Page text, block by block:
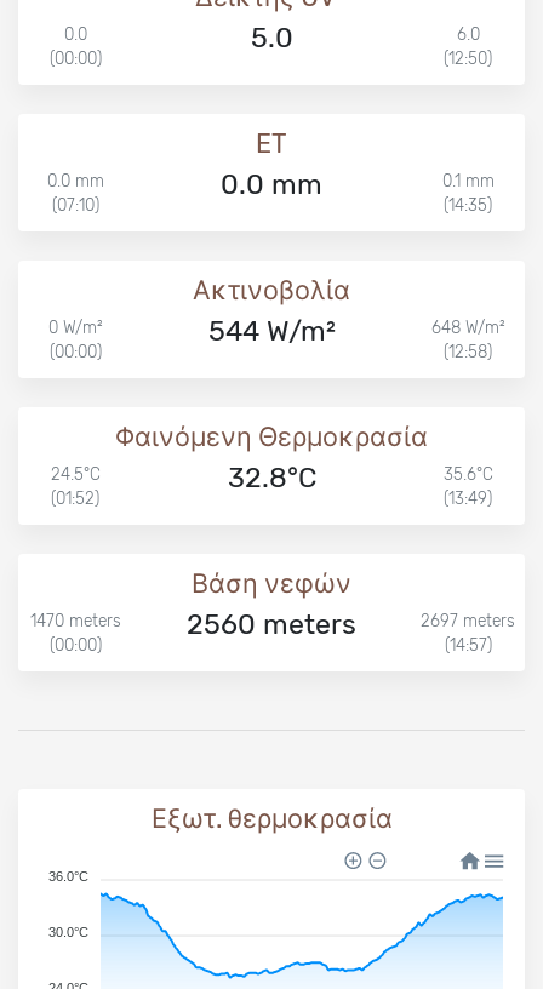
0.0
(00:00)
5.0
6.0
(12:50)
ET
0.0 mm
(07:10)
0.0 mm
0.1 mm
(14:35)
Ακτινοβολία
0 W/m²
(00:00)
544 W/m²
648 W/m²
(12:58)
Φαινόμενη Θερμοκρασία
24.5°C
(01:52)
32.8°C
35.6°C
(13:49)
Βάση νεφών
1470 meters
(00:00)
2560 meters
2697 meters
(14:57)
Εξωτ. θερμοκρασία
36.0°C
30.0°C